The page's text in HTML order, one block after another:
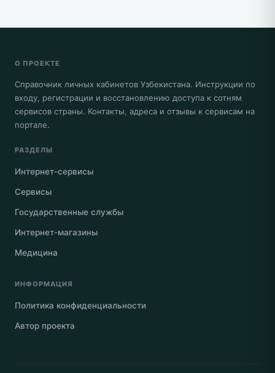
О ПРОЕКТЕ
Справочник личных кабинетов Узбекистана. Инструкции по
входу, регистрации и восстановлению доступа к сотням
сервисов страны. Контакты, адреса и отзывы к сервисам на
портале.
РАЗДЕЛЫ
Интернет-сервисы
Сервисы
Государственные службы
Интернет-магазины
Медицина
ИНФОРМАЦИЯ
Политика конфиденциальности
Автор проекта